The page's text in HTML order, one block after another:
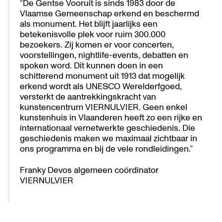
“De Gentse Vooruit is sinds 1983 door de
Vlaamse Gemeenschap erkend en beschermd
als monument. Het blijft jaarlijks een
betekenisvolle plek voor ruim 300.000
bezoekers. Zij komen er voor concerten,
voorstellingen, nightlife-events, debatten en
spoken word. Dit kunnen doen in een
schitterend monument uit 1913 dat mogelijk
erkend wordt als UNESCO Werelderfgoed,
versterkt de aantrekkingskracht van
kunstencentrum VIERNULVIER. Geen enkel
kunstenhuis in Vlaanderen heeft zo een rijke en
internationaal vernetwerkte geschiedenis. Die
geschiedenis maken we maximaal zichtbaar in
ons programma en bij de vele rondleidingen.”
Franky Devos algemeen coördinator
VIERNULVIER